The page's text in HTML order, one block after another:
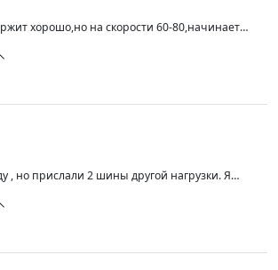
хорошо,но на скорости 60-80,начинает
делали
, но прислали 2 шины другой нагрузки. Я
Z-107 Шины летние 205/55 R16 91V.